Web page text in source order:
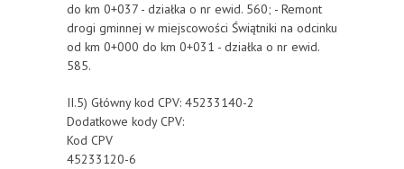
do km 0+037 - działka o nr ewid. 560; - Remont
drogi gminnej w miejscowości Świątniki na odcinku
od km 0+000 do km 0+031 - działka o nr ewid.
585.
II.5) Główny kod CPV: 45233140-2
Dodatkowe kody CPV:
Kod CPV
45233120-6